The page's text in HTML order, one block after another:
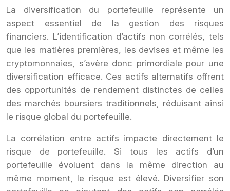
La diversification du portefeuille représente un
aspect essentiel de la gestion des risques
financiers. L’identification d’actifs non corrélés, tels
que les matières premières, les devises et même les
cryptomonnaies, s’avère donc primordiale pour une
diversification efficace. Ces actifs alternatifs offrent
des opportunités de rendement distinctes de celles
des marchés boursiers traditionnels, réduisant ainsi
le risque global du portefeuille.
La corrélation entre actifs impacte directement le
risque de portefeuille. Si tous les actifs d’un
portefeuille évoluent dans la même direction au
même moment, le risque est élevé. Diversifier son